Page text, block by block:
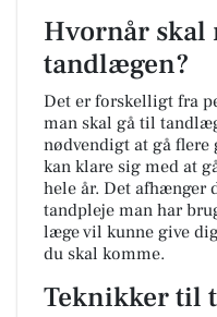
Hvornår skal
tandlægen?
Det er forskelligt fra
man skal gå til
nødvendigt at gå flere
kan klare sig med at
hele år. Det afhænger
tandpleje man har
læge vil kunne give
du skal komme.
Teknikker til